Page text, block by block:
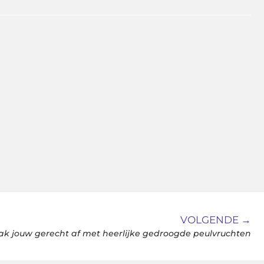
VOLGENDE →
jouw gerecht af met heerlijke gedroogde peulvruchten